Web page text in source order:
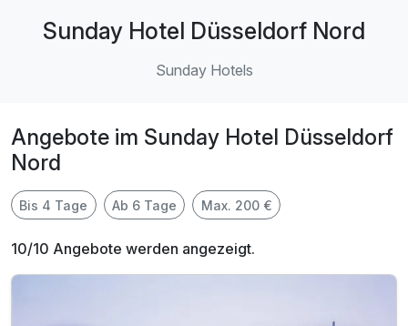
Sunday Hotel Düsseldorf Nord
Sunday Hotels
Angebote im Sunday Hotel Düsseldorf
Nord
Bis 4 Tage Ab 6 Tage Max. 200 €
10/10 Angebote werden angezeigt.